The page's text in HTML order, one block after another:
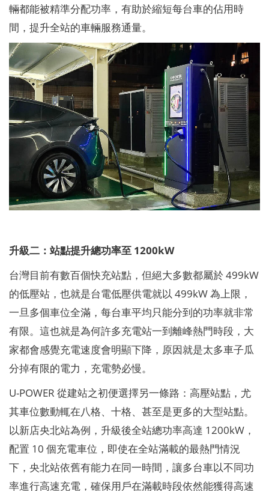
輛都能被精準分配功率，有助於縮短每台車的佔用時
間，提升全站的車輛服務通量。
升級二：站點提升總功率至 1200kW
台灣目前有數百個快充站點，但絕大多數都屬於 499kW
的低壓站，也就是台電低壓供電就以 499kW 為上限，
一旦多個車位全滿，每台車平均只能分到的功率就非常
有限。這也就是為何許多充電站一到離峰熱門時段，大
家都會感覺充電速度會明顯下降，原因就是太多車子瓜
分掉有限的電力，充電勢必慢。
U-POWER 從建站之初便選擇另一條路：高壓站點，尤
其車位數動輒在八格、十格、甚至是更多的大型站點。
以新店央北站為例，升級後全站總功率高達 1200kW，
配置 10 個充電車位，即使在全站滿載的最熱門情況
下，央北站依舊有能力在同一時間，讓多台車以不同功
率進行高速充電，確保用戶在滿載時段依然能獲得高速